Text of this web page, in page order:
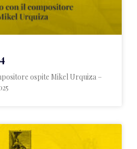
ospite Mikel Urquiza –